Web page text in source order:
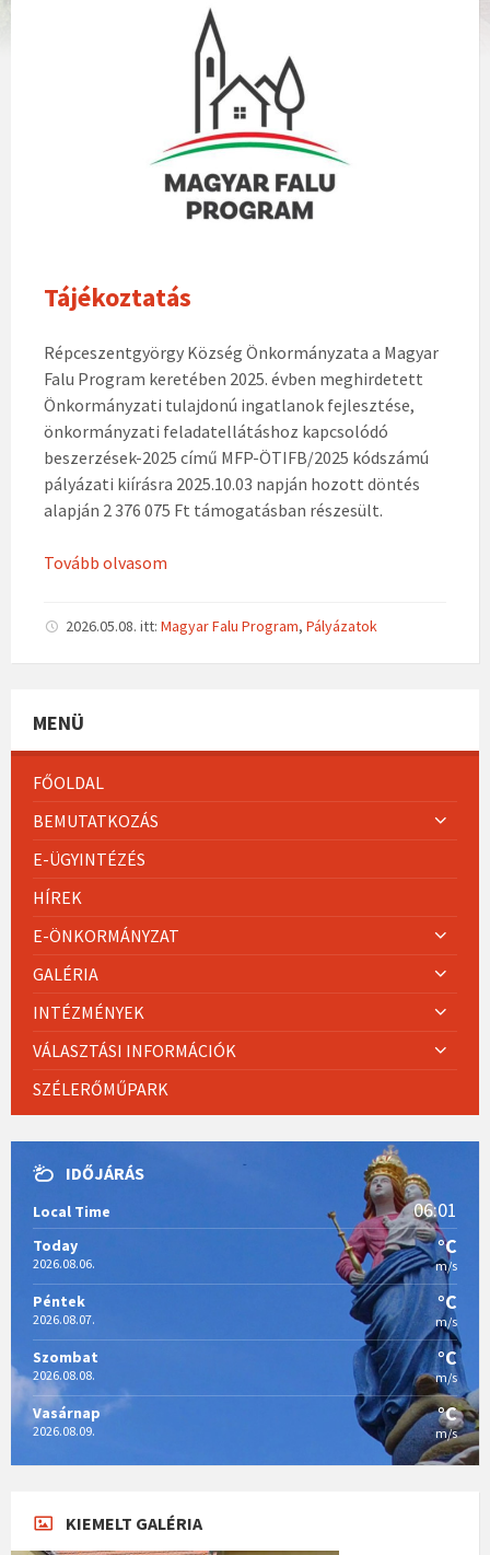
Tájékoztatás
Répceszentgyörgy Község Önkormányzata a Magyar
Falu Program keretében 2025. évben meghirdetett
Önkormányzati tulajdonú ingatlanok fejlesztése,
önkormányzati feladatellátáshoz kapcsolódó
beszerzések-2025 című MFP-ÖTIFB/2025 kódszámú
pályázati kiírásra 2025.10.03 napján hozott döntés
alapján 2 376 075 Ft támogatásban részesült.
Tovább olvasom
2026.05.08. itt: Magyar Falu Program, Pályázatok
MENÜ
FŐOLDAL
BEMUTATKOZÁS
E-ÜGYINTÉZÉS
HÍREK
E-ÖNKORMÁNYZAT
GALÉRIA
INTÉZMÉNYEK
VÁLASZTÁSI INFORMÁCIÓK
SZÉLERŐMŰPARK
IDŐJÁRÁS
Local Time 06:01
Today
2026.08.06.
°C
m/s
Péntek
2026.08.07.
°C
m/s
Szombat
2026.08.08.
°C
m/s
Vasárnap
2026.08.09.
°C
m/s
KIEMELT GALÉRIA